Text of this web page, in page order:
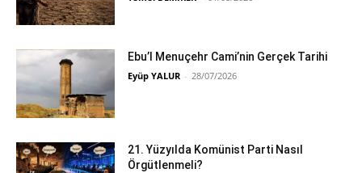
Ebu’l Menuçehr Cami’nin Gerçek Tarihi
Eyüp YALUR - 28/07/2026
21. Yüzyılda Komünist Parti Nasıl
Örgütlenmeli?